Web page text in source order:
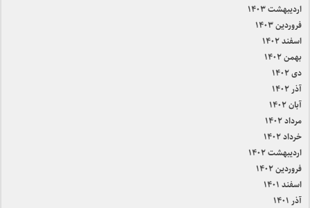
اردیبهشت ۱۴۰۳
فروردین ۱۴۰۳
اسفند ۱۴۰۲
بهمن ۱۴۰۲
دی ۱۴۰۲
آذر ۱۴۰۲
آبان ۱۴۰۲
مرداد ۱۴۰۲
خرداد ۱۴۰۲
اردیبهشت ۱۴۰۲
فروردین ۱۴۰۲
اسفند ۱۴۰۱
آذر ۱۴۰۱